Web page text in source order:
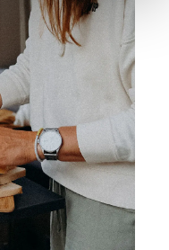
gesetzt, die für
und die
erforderlich sind.